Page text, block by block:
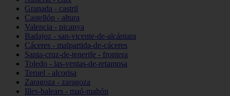
Granada - castril
Castellón - altura
Valencia - picanya
Badajoz - san-vicente-de-alcántara
Cáceres - malpartida-de-cáceres
Santa-cruz-de-tenerife - frontera
Toledo - las-ventas-de-retamosa
Teruel - alcorisa
Zaragoza - zaragoza
Illes-balears - maó-mahón